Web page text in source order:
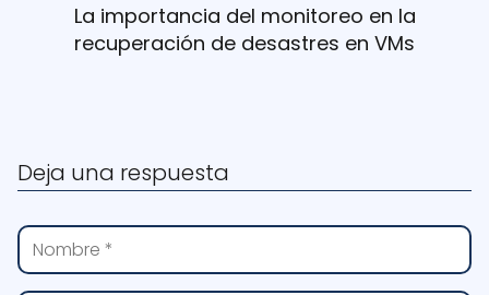
La importancia del monitoreo en la
recuperación de desastres en VMs
Deja una respuesta